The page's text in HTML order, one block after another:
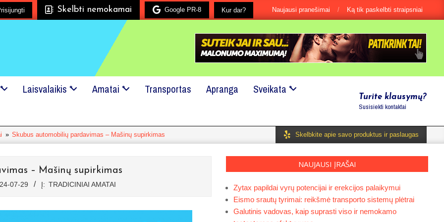
Mes mielai padėsime! 24x7 pagalba! Kreipkitės į mus, net jei tai būtu ir labai maža smulkmena? Mes mielai
Skelbti nemokamai Google PR-8 Kur dar? Naujausi pranešimai Ką tik paskelbti straipsniai
Laisvalaikis * Amatai * Transportas Apranga
Sveikata *
Turite klausymų?
Susisiekti kontaktai
» Skubus automobilių pardavimas – Mašinų supirkimas Skelbkite apie savo produktus ir paslaugas
– Mašinų supirkimas
07-29 Į: TRADICINIAI AMATAI
NAUJAUSI ĮRAŠAI
Zytax papildai vyrų potencijai ir erekcijos palaikymui
Eismo srautų tyrimai: reikšmė transporto sistemų plėtrai
Galutinis vadovas, kaip suprasti viso ir nemokamo